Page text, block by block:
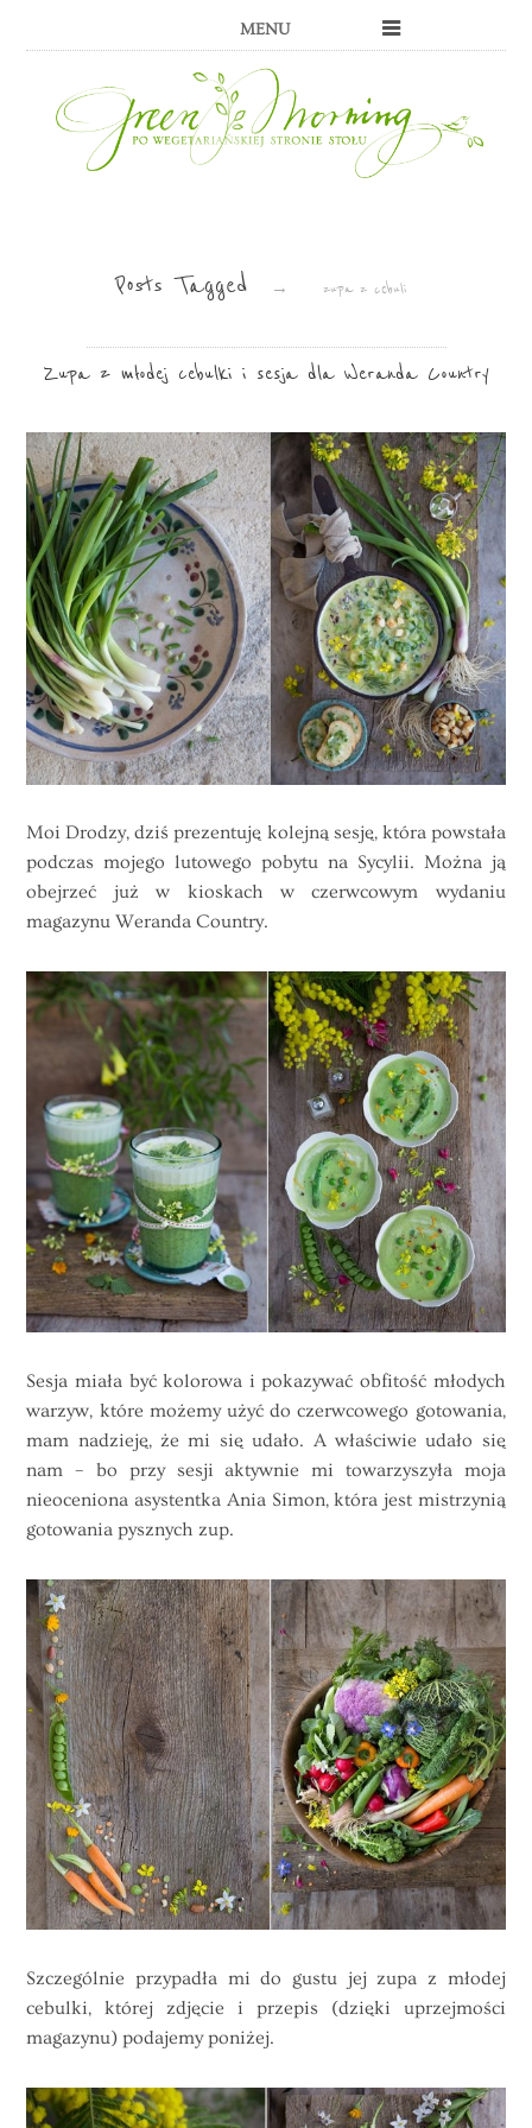
MENU
Posts Tagged → zupa z cebuli
Zupa z młodej cebulki i sesja dla Weranda Country
Moi Drodzy, dziś prezentuję kolejną sesję, która powstała
podczas mojego lutowego pobytu na Sycylii. Można ją
obejrzeć już w kioskach w czerwcowym wydaniu
magazynu Weranda Country.
Sesja miała być kolorowa i pokazywać obfitość młodych
warzyw, które możemy użyć do czerwcowego gotowania,
mam nadzieję, że mi się udało. A właściwie udało się
nam – bo przy sesji aktywnie mi towarzyszyła moja
nieoceniona asystentka Ania Simon, która jest mistrzynią
gotowania pysznych zup.
Szczególnie przypadła mi do gustu jej zupa z młodej
cebulki, której zdjęcie i przepis (dzięki uprzejmości
magazynu) podajemy poniżej.